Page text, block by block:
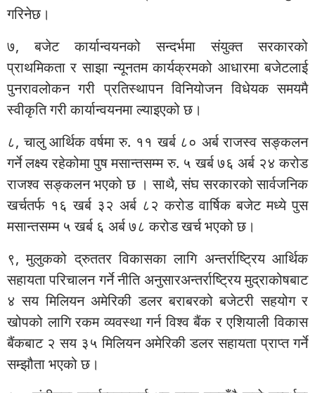
गरिनेछ।
७, बजेट कार्यान्वयनको सन्दर्भमा संयुक्त सरकारको
प्राथमिकता र साझा न्यूनतम कार्यक्रमको आधारमा बजेटलाई
पुनरावलोकन गरी प्रतिस्थापन विनियोजन विधेयक समयमै
स्वीकृति गरी कार्यान्वयनमा ल्याइएको छ।
८, चालु आर्थिक वर्षमा रु. ११ खर्ब ८० अर्ब राजस्व सङ्कलन
गर्ने लक्ष्य रहेकोमा पुष मसान्तसम्म रु. ५ खर्ब ७६ अर्ब २४ करोड
राजश्व सङ्कलन भएको छ । साथै, संघ सरकारको सार्वजनिक
खर्चतर्फ १६ खर्ब ३२ अर्ब ८२ करोड वार्षिक बजेट मध्ये पुस
मसान्तसम्म ५ खर्ब ६ अर्ब ७८ करोड खर्च भएको छ।
९, मुलुकको द्रुततर विकासका लागि अन्तर्राष्ट्रिय आर्थिक
सहायता परिचालन गर्ने नीति अनुसारअन्तर्राष्ट्रिय मुद्राकोषबाट
४ सय मिलियन अमेरिकी डलर बराबरको बजेटरी सहयोग र
खोपको लागि रकम व्यवस्था गर्न विश्व बैंक र एशियाली विकास
बैंकबाट २ सय ३५ मिलियन अमेरिकी डलर सहायता प्राप्त गर्ने
सम्झौता भएको छ।